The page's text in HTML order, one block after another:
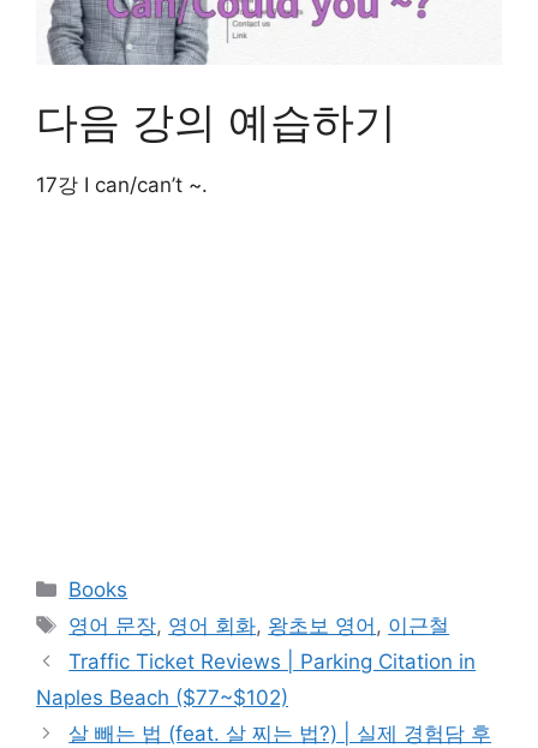
다음 강의 예습하기
17강 I can/can’t ~.
카
테
리
Books
태
그
영어 문장, 영어 회화, 왕초보 영어 , 이근철
Traffic Ticket Reviews | Parking Citation in
Naples Beach ($77~$102)
살 빼는 법 (feat. 살 찌는 법?) | 실제 경험담 후